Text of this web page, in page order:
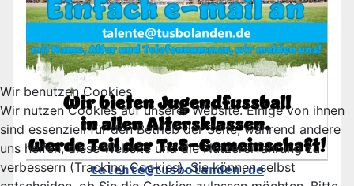
talente@tusbolanden.de
Wir benutzen Cookies
Wir nutzen Cookies auf unserer Website. Einige von ihnen
sind essenziell für den Betrieb der Seite, während andere
uns helfen, diese Website und die Nutzererfahrung zu
verbessern (Tracking Cookies). Sie können selbst